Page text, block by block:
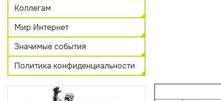
Коллегам
Мир Интернет
Значимые события
Политика конфиденциальности